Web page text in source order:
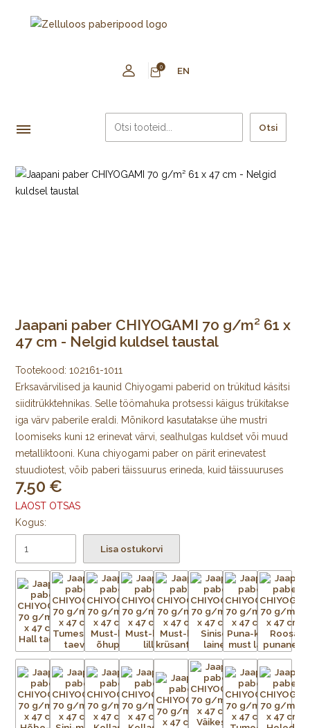
0 EN
Otsi
Jaapani paber CHIYOGAMI 70 g/m² 61 x
47 cm - Nelgid kuldsel taustal
Tootekood: 102161-1011
Erksavärvilised ja kaunid Chiyogami paberid on trükitud käsitsi
siiditrükktehnikas. Selle töömahuka protsessi käigus trükitakse
iga värv paberile eraldi. Mõnikord kasutatakse ühe mustri
loomiseks kuni 12 erinevat värvi, sealhulgas kuldset või muud
metalliktooni. Kuna chiyogami paber on pärit erinevatest
stuudiotest, võib paberi täissuurus erineda, kuid täissuuruses
lehe mustriline ala on alati 64 × 98 cm, mida ümbritseb igast
küljest trükkimata äär.
Algselt Edo ajastul välja töötatud jaapani värviliste
kujundustega mooruspuupaberid trükiti puulõigete abil
väikeste kodutarvikute katmiseks ja pabernukkude
meisterdamiseks. Tänapäeval trükitakse Chiyogamit kõikjal
Jaapanis käsitsi siiditrükis väikestes stuudiotes. Trükkimiseks
kasutatakse pleekimiskindlaid pigmente. Uusi mustreid, nii
traditsioonilisi kui ka kaasaegseid, toodetakse pidevalt
lõpututes värvikombinatsioonides.
Paberid on väga sitked ja tugevad, ning sobivad ideaalselt
raamatute, purkide ja karpide katmiseks, kaartide ning
kollaažide tegemiseks, fotode ja kunstiteoste taustaks või
raamaturiiulitele ja seintele aktsendiks. Võimalused on
7.50
LAOST OTSAS
Kogus:
Lisa ostukorvi